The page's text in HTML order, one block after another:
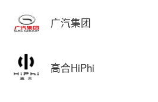
广汽集团
高合HiPhi